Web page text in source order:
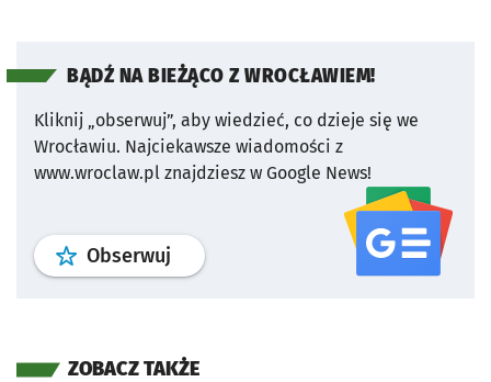
BĄDŹ NA BIEŻĄCO Z WROCŁAWIEM!
Kliknij „obserwuj”, aby wiedzieć, co dzieje się we
Wrocławiu. Najciekawsze wiadomości z
www.wroclaw.pl znajdziesz w Google News!
Obserwuj profil serwisu
ZOBACZ TAKŻE